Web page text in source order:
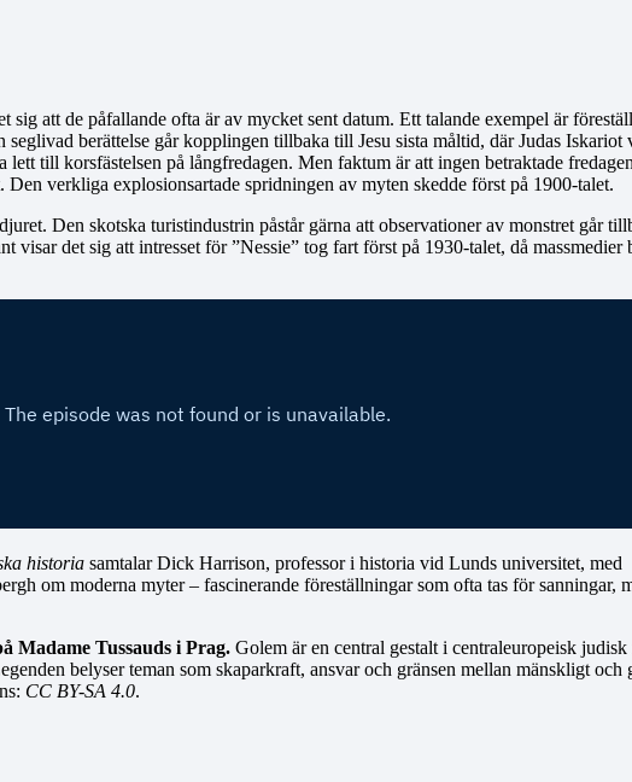
sig att de påfallande ofta är av mycket sent datum. Ett talande exempel är
berättelse går kopplingen tillbaka till Jesu sista måltid, där Judas Iskariot
till korsfästelsen på långfredagen. Men faktum är att ingen betraktade
verkliga explosionsartade spridningen av myten skedde först på 1900-talet.
Den skotska turistindustrin påstår gärna att observationer av monstret går
visar det sig att intresset för ”Nessie” tog fart först på 1930-talet, då massmedier
historia samtalar Dick Harrison, professor i historia vid Lunds universitet, med
om moderna myter – fascinerande föreställningar som ofta tas för sanningar,
Madame Tussauds i Prag. Golem är en central gestalt i centraleuropeisk
belyser teman som skaparkraft, ansvar och gränsen mellan mänskligt och
CC BY-SA 4.0.